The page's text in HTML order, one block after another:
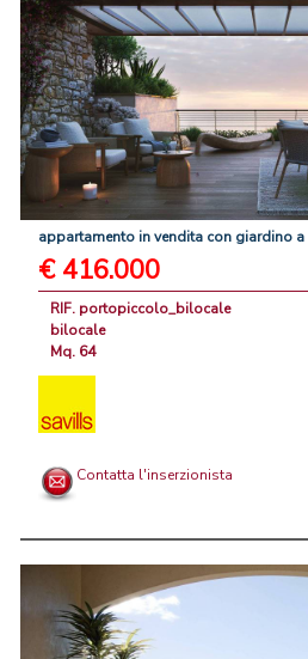
appartamento invendita con giardino a
€ 416.000
RIF. portopiccolo_bilocale
bilocale
Mq. 64
Contatta l'inserzionista